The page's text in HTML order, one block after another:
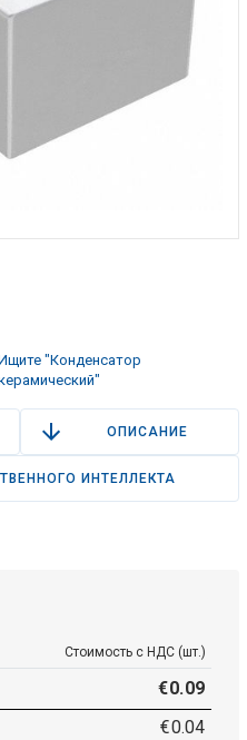
"Конденсатор
ОПИСАНИЕ
ИНТЕЛЛЕКТА
Стоимость с НДС (шт.)
€0.09
€0.04